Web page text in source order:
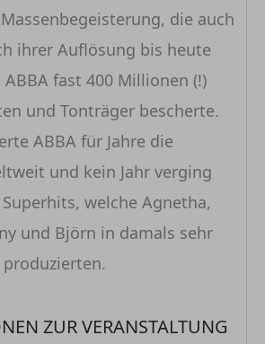
die auch
ihrer Auflösung bis heute
fast 400 Millionen (!)
und Tonträger bescherte.
ABBA für Jahre die
und kein Jahr verging
welche Agnetha,
und Björn in damals sehr
ZUR VERANSTALTUNG